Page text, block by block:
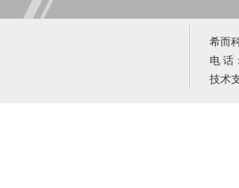
希而
电 话
技术